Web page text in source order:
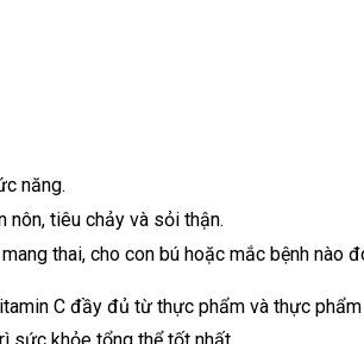
năng.
nôn, tiêu chảy và sỏi thận.
thai, cho con bú hoặc mắc bệnh nào
C đầy đủ từ thực phẩm và thực